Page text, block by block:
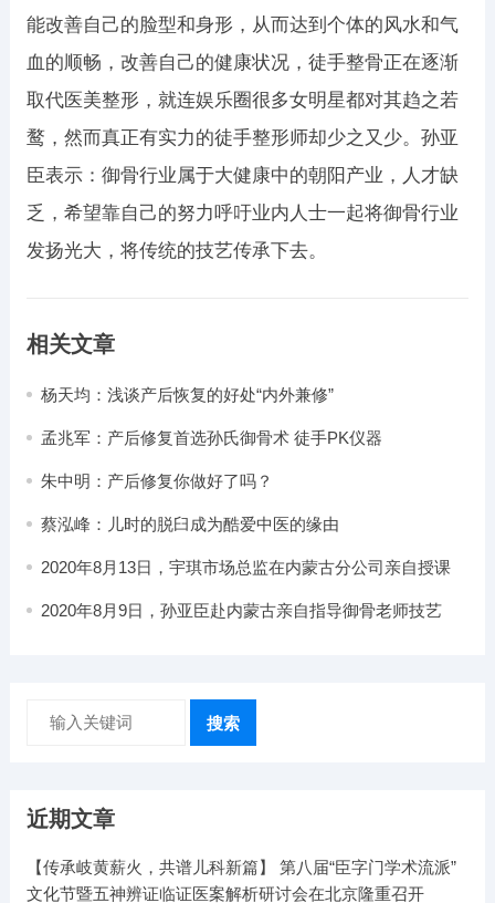
能改善自己的脸型和身形，从而达到个体的风水和气
血的顺畅，改善自己的健康状况，徒手整骨正在逐渐
取代医美整形，就连娱乐圈很多女明星都对其趋之若
鹜，然而真正有实力的徒手整形师却少之又少。孙亚
臣表示：御骨行业属于大健康中的朝阳产业，人才缺
乏，希望靠自己的努力呼吁业内人士一起将御骨行业
发扬光大，将传统的技艺传承下去。
相关文章
杨天均：浅谈产后恢复的好处“内外兼修”
孟兆军：产后修复首选孙氏御骨术 徒手PK仪器
朱中明：产后修复你做好了吗？
蔡泓峰：儿时的脱臼成为酷爱中医的缘由
2020年8月13日，宇琪市场总监在内蒙古分公司亲自授课
2020年8月9日，孙亚臣赴内蒙古亲自指导御骨老师技艺
搜索
近期文章
【传承岐黄薪火，共谱儿科新篇】 第八届“臣字门学术流派”
文化节暨五神辨证临证医案解析研讨会在北京隆重召开